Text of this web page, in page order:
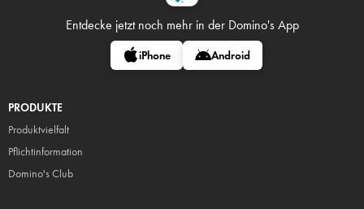
Entdecke jetzt noch mehr in der Domino's App
iPhone Android
PRODUKTE
Produktvielfalt
Pflichtinformation
Domino's Club